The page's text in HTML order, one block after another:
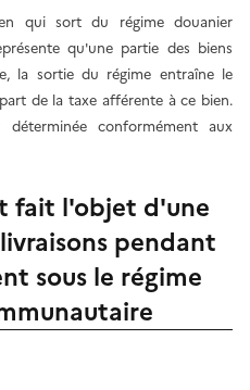
qui sort du régime douanier
qu'une partie des biens
la sortie du régime entraîne le
de la taxe afférente à ce bien.
conformément aux
fait l'objet d'une
pendant
sous le régime